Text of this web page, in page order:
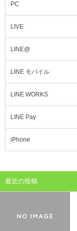
PC
LIVE
LINE@
LINE モバイル
LINE WORKS
LINE Pay
iPhone
最近の投稿